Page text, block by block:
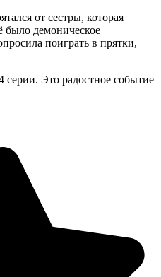
от сестры, которая
было демоническое
поиграть в прятки,
серии. Это радостное событие